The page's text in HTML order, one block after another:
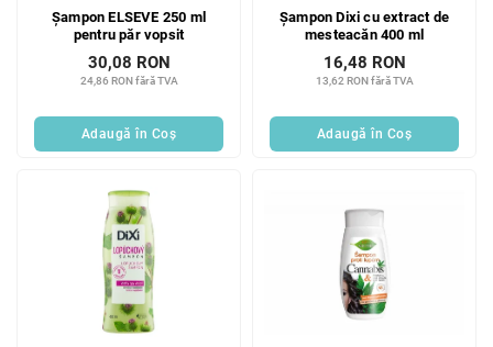
Șampon ELSEVE 250 ml
pentru păr vopsit
24,86 RON fără TVA
30,08 RON
Adaugă în Coş
Șampon Dixi cu extract de
mesteacăn 400 ml
13,62 RON fără TVA
16,48 RON
Adaugă în Coş